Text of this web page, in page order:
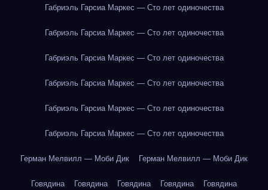
Габриэль Гарсиа Маркес — Сто лет одиночества
Габриэль Гарсиа Маркес — Сто лет одиночества
Габриэль Гарсиа Маркес — Сто лет одиночества
Габриэль Гарсиа Маркес — Сто лет одиночества
Габриэль Гарсиа Маркес — Сто лет одиночества
Габриэль Гарсиа Маркес — Сто лет одиночества
Герман Мелвилл — Моби Дик Герман Мелвилл — Моби Дик
Говядина Говядина Говядина Говядина Говядина